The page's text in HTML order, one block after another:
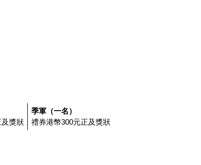
獎狀
季軍（一名）
禮券港幣300元正及獎狀